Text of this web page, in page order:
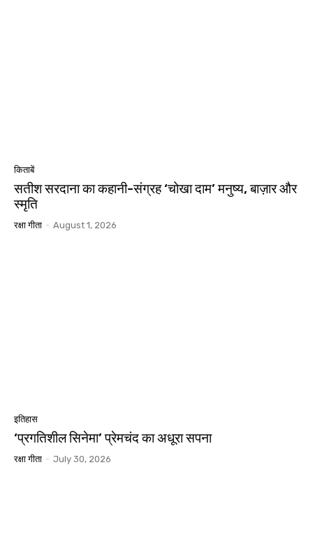
किताबें
सतीश सरदाना का कहानी-संग्रह ‘चोखा दाम’ मनुष्य, बाज़ार और
स्मृति
रक्षा गीता - August 1, 2026
इतिहास
‘प्रगतिशील सिनेमा’ प्रेमचंद का अधूरा सपना
रक्षा गीता - July 30, 2026